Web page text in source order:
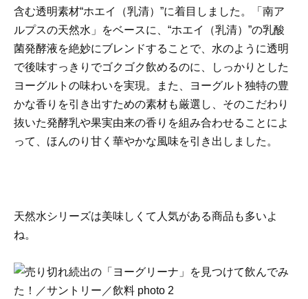
含む透明素材“ホエイ（乳清）”に着目しました。「南ア
ルプスの天然水」をベースに、“ホエイ（乳清）”の乳酸
菌発酵液を絶妙にブレンドすることで、水のように透明
で後味すっきりでゴクゴク飲めるのに、しっかりとした
ヨーグルトの味わいを実現。また、ヨーグルト独特の豊
かな香りを引き出すための素材も厳選し、そのこだわり
抜いた発酵乳や果実由来の香りを組み合わせることによ
って、ほんのり甘く華やかな風味を引き出しました。
天然水シリーズは美味しくて人気がある商品も多いよ
ね。